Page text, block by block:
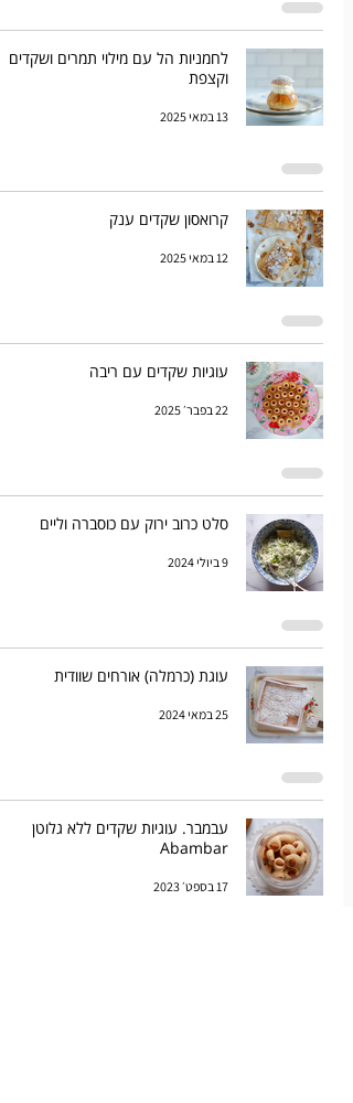
לחמניות הל עם מילוי תמרים ושקדים
וקצפת
13 במאי 2025
קרואסון שקדים ענק
12 במאי 2025
עוגיות שקדים עם ריבה
22 בפבר׳ 2025
סלט כרוב ירוק עם כוסברה וליים
9 ביולי 2024
עוגת (כרמלה) אורחים שוודית
25 במאי 2024
עבמבר. עוגיות שקדים ללא גלוטן
Abambar
17 בספט׳ 2023